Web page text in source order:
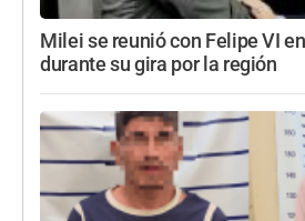
Milei se reunió con Felipe VI
durante su gira por la región